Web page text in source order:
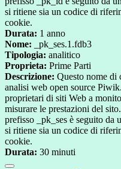
si ritiene sia un codice di
cookie.
Durata: 1 anno
Nome: _pk_ses.1.fdb3
Tipologia: analitico
Proprieta: Prime Parti
Descrizione: Questo nome di
analisi web open source
proprietari di siti Web a
misurare le prestazioni del
prefisso _pk_ses è seguito da
si ritiene sia un codice di
cookie.
Durata: 30 minuti